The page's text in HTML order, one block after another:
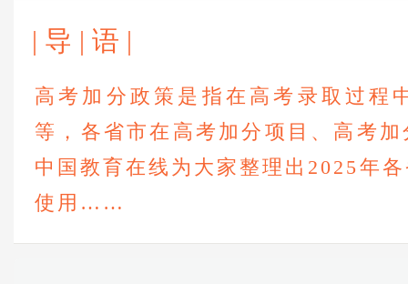
| 导 | 语 |
高考加分政策是指在高考录取过程
等，各省市在高考加分项目、高考
中国教育在线为大家整理出2025年
使用……